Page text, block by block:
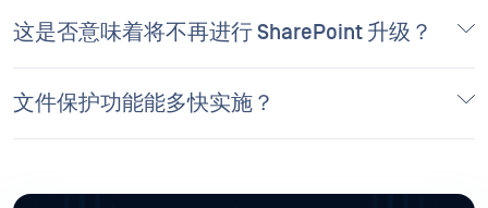
这是否意味着将不再进行 SharePoint 升级？
文件保护功能能多快实施？